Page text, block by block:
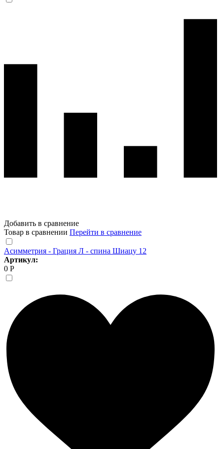
Добавить в сравнение
Товар в сравнении Перейти в сравнение
Асимметрия - Грация Л - спина Шиацу 12
Артикул:
0 Р